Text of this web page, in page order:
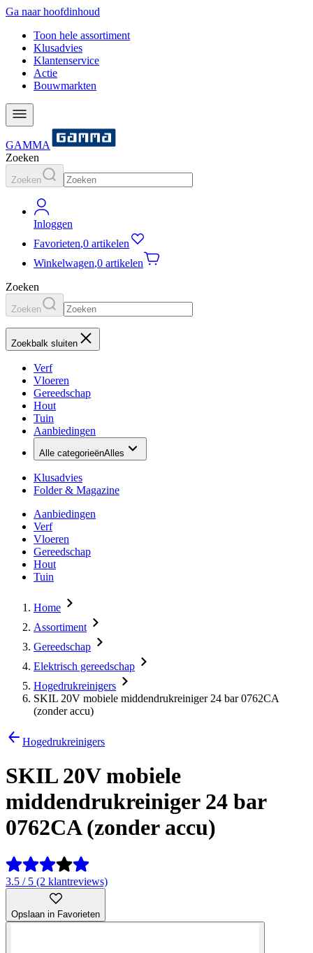
Ga naar hoofdinhoud
Toon hele assortiment
Klusadvies
Klantenservice
Actie
Bouwmarkten
GAMMA
Zoeken
Zoeken
Inloggen
Favorieten,0 artikelen
Winkelwagen,0 artikelen
Zoeken
Zoeken
Zoekbalk sluiten
Verf
Vloeren
Gereedschap
Hout
Tuin
Aanbiedingen
Alle categorieënAlles
Klusadvies
Folder & Magazine
Aanbiedingen
Verf
Vloeren
Gereedschap
Hout
Tuin
Home
Assortiment
Gereedschap
Elektrisch gereedschap
Hogedrukreinigers
SKIL 20V mobiele middendrukreiniger 24 bar 0762CA
(zonder accu)
Hogedrukreinigers
SKIL 20V mobiele
middendrukreiniger 24 bar
0762CA (zonder accu)
3.5 / 5 (2 klantreviews)
Opslaan in Favorieten